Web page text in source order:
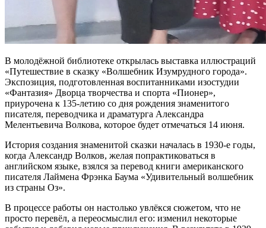
В молодёжной библиотеке открылась выставка иллюстраций
«Путешествие в сказку «Волшебник Изумрудного города».
Экспозиция, подготовленная воспитанниками изостудии
«Фантазия» Дворца творчества и спорта «Пионер»,
приурочена к 135-летию со дня рождения знаменитого
писателя, переводчика и драматурга Александра
Мелентьевича Волкова, которое будет отмечаться 14 июня.
История создания знаменитой сказки началась в 1930-е годы,
когда Александр Волков, желая попрактиковаться в
английском языке, взялся за перевод книги американского
писателя Лаймена Фрэнка Баума «Удивительный волшебник
из страны Оз».
В процессе работы он настолько увлёкся сюжетом, что не
просто перевёл, а переосмыслил его: изменил некоторые